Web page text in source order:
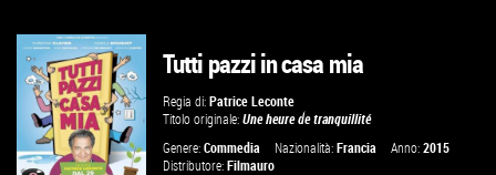
GUARDA IL TRAILER
VAI ALLA SCHEDA
Tutti pazzi in casa mia
Regia di:Patrice Leconte
Titolo originale:Une heure de tranquillité
Genere:Commedia Nazionalità:Francia Anno:2015
Distributore:Filmauro